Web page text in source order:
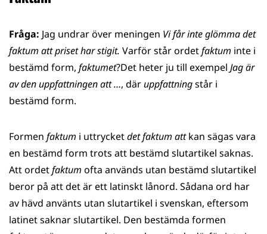
Fråga: Jag undrar över meningen Vi får inte glömma det
faktum att priset har stigit. Varför står ordetfaktum inte i
bestämd form, faktumet?Det heter ju till exempel Jag är
av den uppfattningen att …, där uppfattningstår i
bestämd form.
Formen faktum i uttrycketdet faktum attkan sägas vara
en bestämd form trots att bestämd slutartikel saknas.
Att ordetfaktum ofta används utan bestämd slutartikel
beror på att det är ett latinskt lånord. Sådana ord har
av hävd använts utan slutartikel i svenskan, eftersom
latinet saknar slutartikel. Den bestämda formen